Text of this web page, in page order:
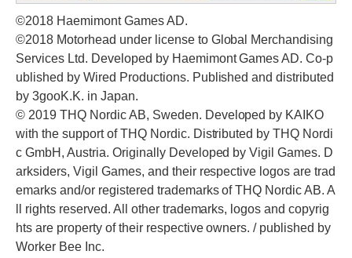
©2018 Haemimont Games AD.
©2018 Motorhead under license to Global Merchandising
Services Ltd. Developed by Haemimont Games AD. Co-p
ublished by Wired Productions. Published and distributed
by 3gooK.K. in Japan.
© 2019 THQ Nordic AB, Sweden. Developed by KAIKO
with the support of THQ Nordic. Distributed by THQ Nordi
c GmbH, Austria. Originally Developed by Vigil Games. D
arksiders, Vigil Games, and their respective logos are trad
emarks and/or registered trademarks of THQ Nordic AB. A
ll rights reserved. All other trademarks, logos and copyrig
hts are property of their respective owners. / published by
Worker Bee Inc.